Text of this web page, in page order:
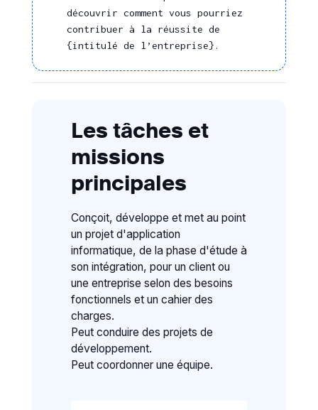
découvrir comment vous pourriez
contribuer à la réussite de
{intitulé de l’entreprise}.
Les tâches et
missions
principales
Conçoit, développe et met au point
un projet d'application
informatique, de la phase d'étude à
son intégration, pour un client ou
une entreprise selon des besoins
fonctionnels et un cahier des
charges.
Peut conduire des projets de
développement.
Peut coordonner une équipe.